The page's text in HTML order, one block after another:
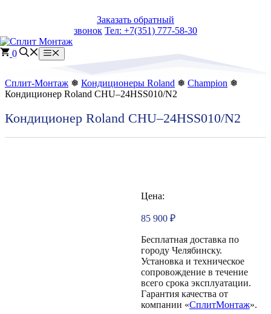
Заказать обратный
звонок Тел: +7(351) 777-58-30
0 Меню
Сплит-Монтаж ❅ Кондиционеры Roland ❅ Champion ❅
Кондиционер Roland CHU–24HSS010/N2
Кондиционер Roland CHU–24HSS010/N2
Цена:
85 900 ₽
Бесплатная доставка по
городу Челябинску.
Установка и техническое
сопровождение в течение
всего срока эксплуатации.
Гарантия качества от
компании «СплитМонтаж».